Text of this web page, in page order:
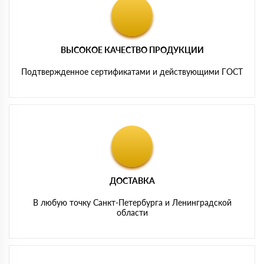
ВЫСОКОЕ КАЧЕСТВО ПРОДУКЦИИ
Подтвержденное сертификатами и действующими ГОСТ
ДОСТАВКА
В любую точку Санкт-Петербурга и Ленинградской
области